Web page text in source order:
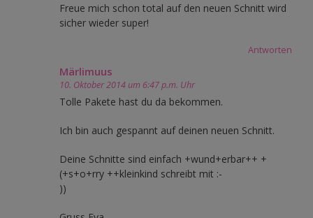
Freue mich schon total auf den neuen Schnitt wird
sicher wieder super!
Antworten
Märlimuus
10. Oktober 2014 um 6:47 p.m. Uhr
Tolle Pakete hast du da bekommen.
Ich bin auch gespannt auf deinen neuen Schnitt.
Deine Schnitte sind einfach +wund+erbar++ +
(+s+o+rry ++kleinkind schreibt mit :-
))